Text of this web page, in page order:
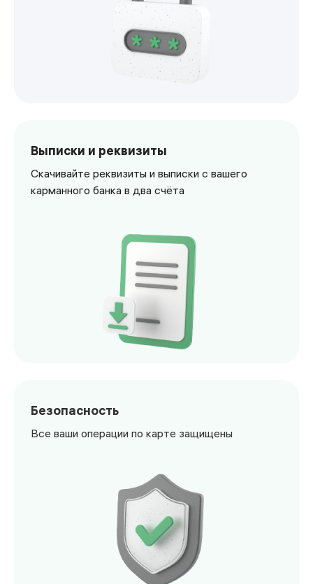
Выписки и реквизиты
Скачивайте реквизиты и выписки с вашего
карманного банка в два счёта
Безопасность
Все ваши операции по карте защищены